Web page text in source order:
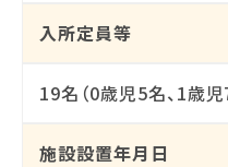
入所定員等
19名（0歳児5名、1歳児
施設設置年月日